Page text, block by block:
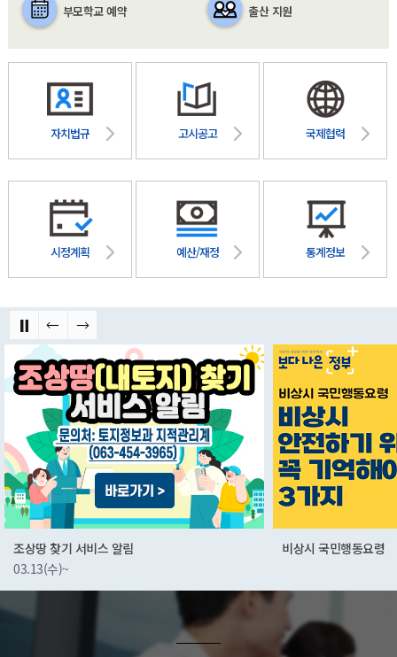
부모학교 예약 출산 지원
자치법규 고시공고 국제협력
시정계획 예산/재정 통계정보
비상시 국민행동요령
군산먹거리통합지원센